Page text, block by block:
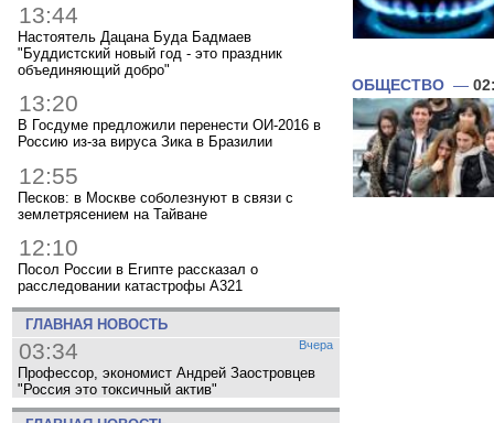
13:44
Настоятель Дацана Буда Бадмаев
"Буддистский новый год - это праздник
объединяющий добро"
13:20
В Госдуме предложили перенести ОИ-2016 в
Россию из-за вируса Зика в Бразилии
12:55
Песков: в Москве соболезнуют в связи с
землетрясением на Тайване
12:10
Посол России в Египте рассказал о
расследовании катастрофы A321
ГЛАВНАЯ НОВОСТЬ
Вчера
03:34
Профессор, экономист Андрей Заостровцев
"Россия это токсичный актив"
ОБЩЕСТВО —